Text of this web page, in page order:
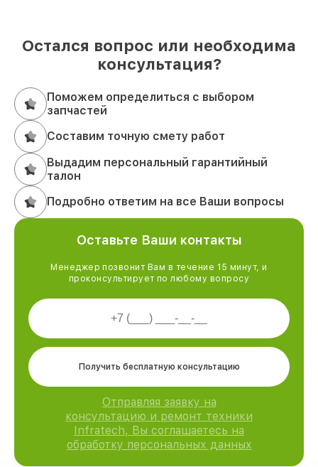
Остался вопрос или необходима
консультация?
Поможем определиться с выбором
запчастей
Составим точную смету работ
Выдадим персональный гарантийный
талон
Подробно ответим на все Ваши вопросы
Оставьте Ваши контакты
Менеджер позвонит Вам в течение 15 минут, и
проконсультирует по любому вопросу
Получить бесплатную консультацию
Отправляя заявку на
консультацию и ремонт техники
Infratech, Вы соглашаетесь на
обработку персональных данных